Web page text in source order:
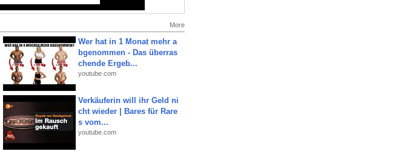
More
Wer hat in 1 Monat mehr a
bgenommen - Das überras
chende Ergeb...
youtube.com
Verkäuferin will ihr Geld ni
cht wieder | Bares für Rare
s vom...
youtube.com